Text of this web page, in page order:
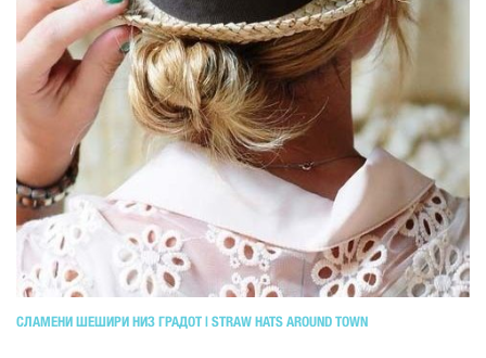
СЛАМЕНИ ШЕШИРИ НИЗ ГРАДОТ | STRAW HATS AROUND TOWN